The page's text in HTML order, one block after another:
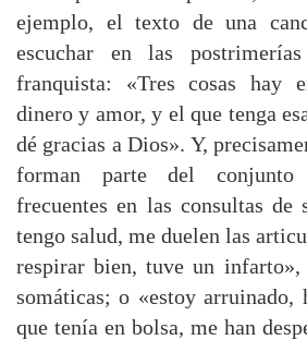
ejemplo, el texto de una
escuchar en las
franquista: «Tres cosas hay
dinero y amor, y el que tenga
dé gracias a Dios». Y,
forman parte del
frecuentes en las consultas de
tengo salud, me duelen las
respirar bien, tuve un infarto»,
somáticas; o «estoy
que tenía en bolsa, me han